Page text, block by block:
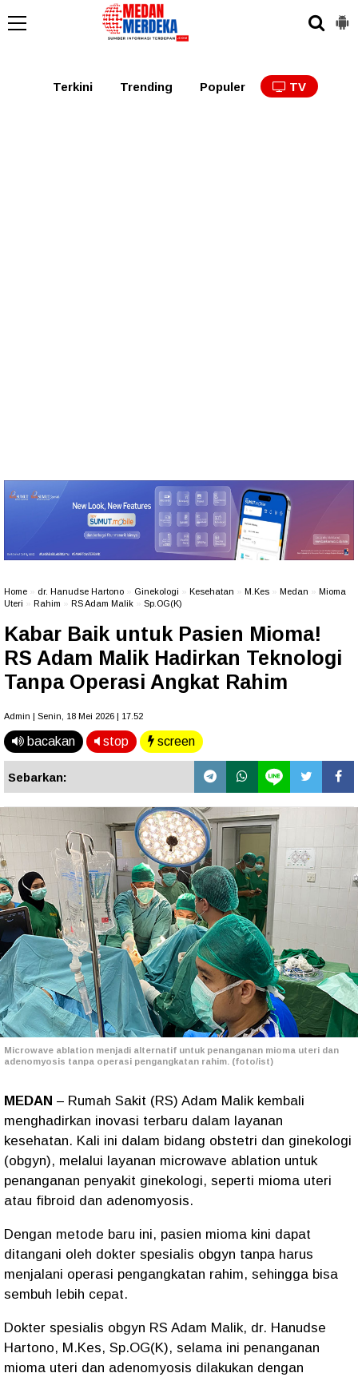
Tabagsel Tapanuli
Terkini Trending Populer TV
Home dr. Hanudse Hartono Ginekologi Kesehatan M.Kes Medan
Mioma
Uteri
Rahim RS Adam Malik Sp.OG(K)
Kabar Baik untuk Pasien Mioma!
RS Adam Malik Hadirkan Teknologi
Tanpa Operasi Angkat Rahim
Admin | Senin, 18 Mei 2026 | 17.52
bacakan stop screen
Sebarkan:
Microwave ablation menjadi alternatif untuk penanganan mioma uteri dan
adenomyosis tanpa operasi pengangkatan rahim. (foto/ist)
MEDAN – Rumah Sakit (RS) Adam Malik kembali
menghadirkan inovasi terbaru dalam layanan
kesehatan. Kali ini dalam bidang obstetri dan ginekologi
(obgyn), melalui layanan microwave ablation untuk
penanganan penyakit ginekologi, seperti mioma uteri
atau fibroid dan adenomyosis.
Dengan metode baru ini, pasien mioma kini dapat
ditangani oleh dokter spesialis obgyn tanpa harus
menjalani operasi pengangkatan rahim, sehingga bisa
sembuh lebih cepat.
Dokter spesialis obgyn RS Adam Malik, dr. Hanudse
Hartono, M.Kes, Sp.OG(K), selama ini penanganan
mioma uteri dan adenomyosis dilakukan dengan